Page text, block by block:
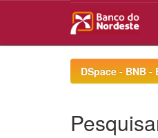
DSpace - BNB